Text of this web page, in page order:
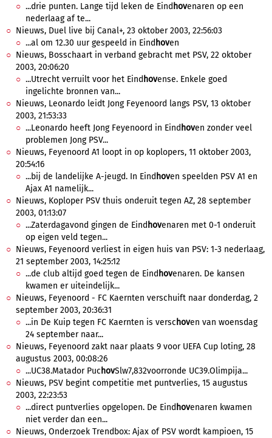
...drie punten. Lange tijd leken de Eind hovenaren op een
nederlaag af te...
Nieuws, Duel live bij Canal+, 23 oktober 2003, 22:56:03
...al om 12.30 uur gespeeld in Eind hoven
Nieuws, Bosschaart in verband gebracht met PSV, 22 oktober
2003, 20:06:20
...Utrecht verruilt voor het Eind hovense. Enkele goed
ingelichte bronnen van...
Nieuws, Leonardo leidt Jong Feyenoord langs PSV, 13 oktober
2003, 21:53:33
...Leonardo heeft Jong Feyenoord in Eind hoven zonder veel
problemen Jong PSV...
Nieuws, Feyenoord A1 loopt in op koplopers, 11 oktober 2003,
20:54:16
...bij de landelijke A-jeugd. In Eind hoven speelden PSV A1 en
Ajax A1 namelijk...
Nieuws, Koploper PSV thuis onderuit tegen AZ, 28 september
2003, 01:13:07
...Zaterdagavond gingen de Eind hovenaren met 0-1 onderuit
op eigen veld tegen...
Nieuws, Feyenoord verliest in eigen huis van PSV: 1-3 nederlaag,
21 september 2003, 14:25:12
...de club altijd goed tegen de Eind hovenaren. De kansen
kwamen er uiteindelijk...
Nieuws, Feyenoord - FC Kaernten verschuift naar donderdag, 2
september 2003, 20:36:31
...in De Kuip tegen FC Kaernten is versc hoven van woensdag
24 september naar...
Nieuws, Feyenoord zakt naar plaats 9 voor UEFA Cup loting, 28
augustus 2003, 00:08:26
...UC38.Matador Puc hovSlw7,832voorronde UC39.Olimpija...
Nieuws, PSV begint competitie met puntverlies, 15 augustus
2003, 22:23:53
...direct puntverlies opgelopen. De Eind hovenaren kwamen
niet verder dan een...
Nieuws, Onderzoek Trendbox: Ajax of PSV wordt kampioen, 15